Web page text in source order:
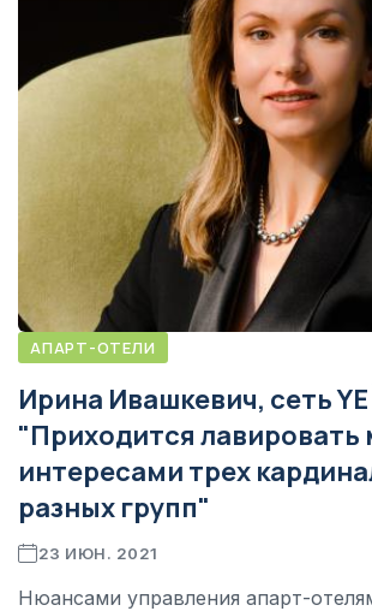
АПАРТ-ОТЕЛИ
Ирина Ивашкевич, сеть
"Приходится лавировать
интересами трех
разных групп"
23 ИЮН. 2021
Нюансами управления апарт-